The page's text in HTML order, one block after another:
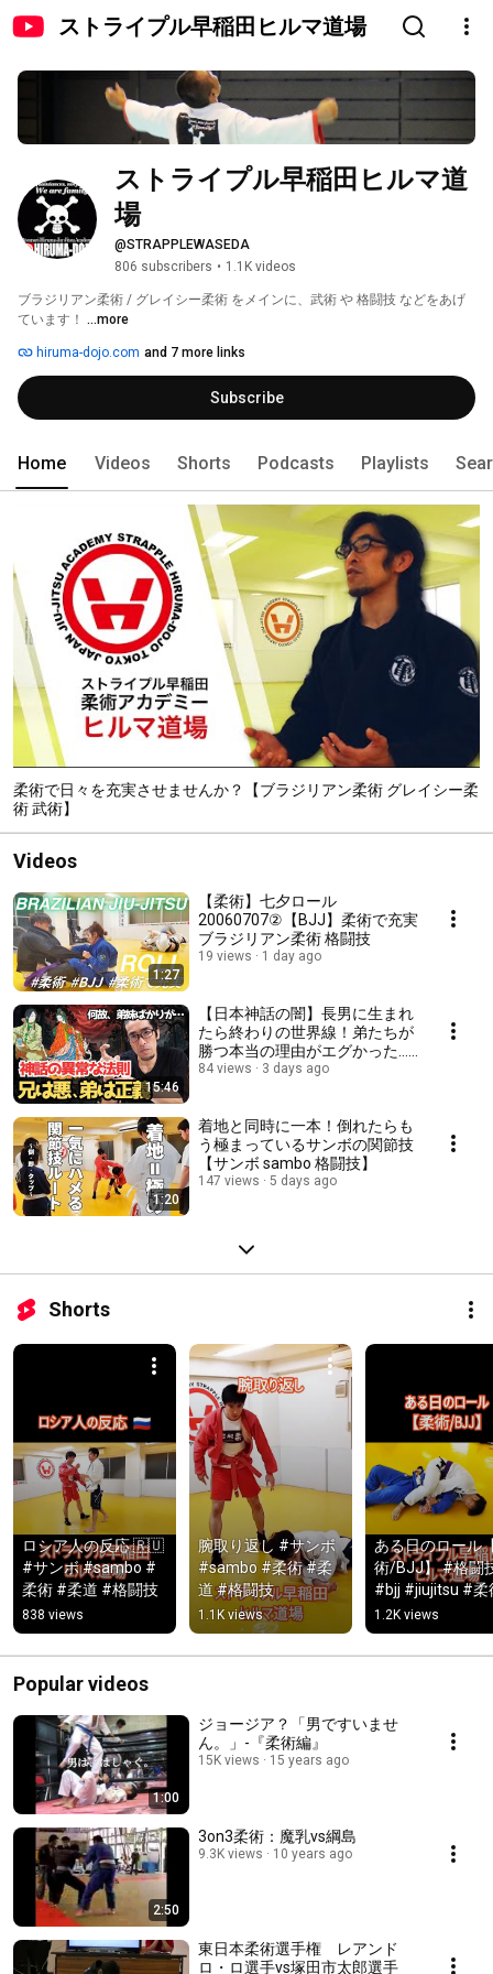
ストライプル早稲田ヒルマ道場
ストライプル早稲田ヒルマ道
場
@STRAPPLEWASEDA
806 subscribers • 1.1K videos
ブラジリアン柔術 / グレイシー柔術 をメインに、武術 や 格闘技 などをあげ
ています！ ...more
hiruma-dojo.com and 7 more links
Subscribe
Home Videos Shorts Podcasts Playlists
柔術で日々を充実させませんか？【ブラジリアン柔術 グレイシー柔
術 武術】
Videos
1:27
【柔術】七夕ロール
20060707②【BJJ】柔術で充実
ブラジリアン柔術 格闘技
19 views 1 day ago
15:46
【日本神話の闇】長男に生まれ
たら終わりの世界線！弟たちが
勝つ本当の理由がエグかった…
【柔らかいチカラTV】 都市伝
84 views 3 days ago
1:20
着地と同時に一本！倒れたらも
う極まっているサンボの関節技
【サンボ sambo 格闘技】
147 views 5 days ago
Shorts
ロシア人の反応 🇷🇺
#サンボ #sambo #
柔術 #柔道 #格闘技
838 views
腕取り返し #サンボ
#sambo #柔術 #柔
道 #格闘技
1.1K views
ある日のロール
術/BJJ】 #格闘
#bjj #jiujitsu #柔
ブラジリアン柔
1.2K views
Popular videos
1:00
ジョージア？「男ですいませ
ん。」-『柔術編』
15K views 15 years ago
2:50
3on3柔術：魔乳vs綱島
9.3K views 10 years ago
東日本柔術選手権 レアンド
ロ・ロ選手vs塚田市太郎選手